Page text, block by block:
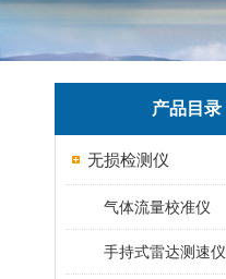
产品目录
无损检测仪
气体流量校准仪
手持式雷达测速仪